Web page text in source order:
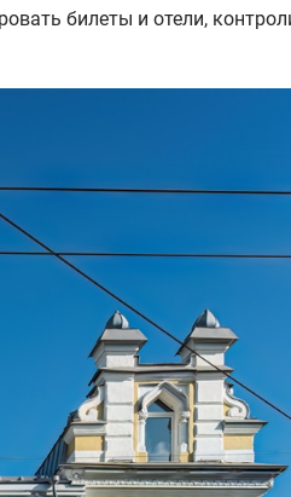
билеты и отели,